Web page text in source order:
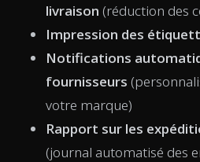
livraison (réduction des
Impression des
Notifications
fournisseurs
votre marque)
Rapport sur les
(journal automatisé des